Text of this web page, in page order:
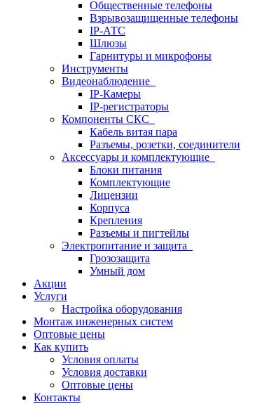
Общественные телефоны
Взрывозащищенные телефоны
IP-АТС
Шлюзы
Гарнитуры и микрофоны
Инструменты
Видеонаблюдение
IP-Камеры
IP-регистраторы
Компоненты СКС
Кабель витая пара
Разъемы, розетки, соединители
Аксессуары и комплектующие
Блоки питания
Комплектующие
Лицензии
Корпуса
Крепления
Разъемы и пигтейлы
Электропитание и защита
Грозозащита
Умный дом
Акции
Услуги
Настройка оборудования
Монтаж инженерных систем
Оптовые цены
Как купить
Условия оплаты
Условия доставки
Оптовые цены
Контакты